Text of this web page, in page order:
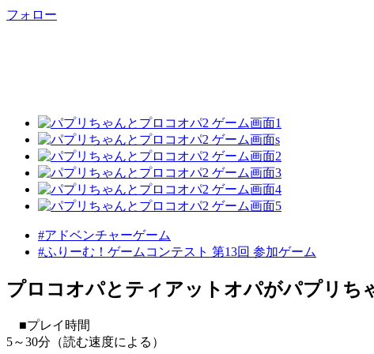
フォロー
#アドベンチャーゲーム
#ふりーむ！ゲームコンテスト 第13回 参加ゲーム
プロコオパとティアットオパがパプリち
■プレイ時間
5～30分（読む速度による）